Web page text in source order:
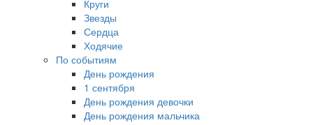
Круги
Звезды
Сердца
Ходячие
По событиям
День рождения
1 сентября
День рождения девочки
День рождения мальчика